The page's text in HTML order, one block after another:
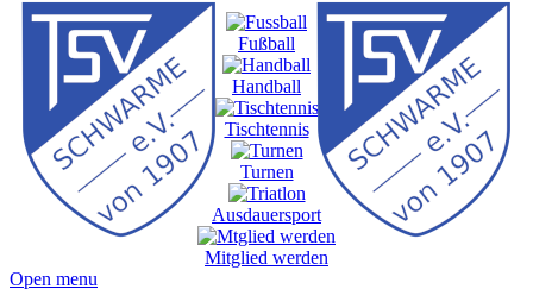
Fußball
Handball
Tischtennis
Turnen
Ausdauersport
Mitglied werden
Open menu